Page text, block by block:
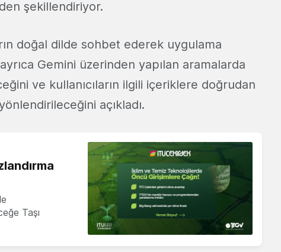
şekillendiriyor.
doğal dilde sohbet ederek uygulama
Gemini üzerinden yapılan aramalarda
ve kullanıcıların ilgili içeriklere doğrudan
açıkladı.
Taşı